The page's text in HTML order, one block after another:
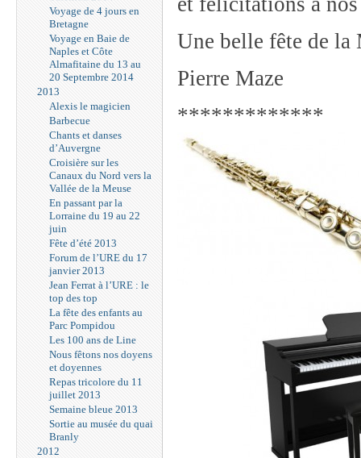
Voyage de 4 jours en
Bretagne
Voyage en Baie de
Naples et Côte
Almafitaine du 13 au
20 Septembre 2014
2013
Alexis le magicien
Barbecue
Chants et danses
d’Auvergne
Croisière sur les
Canaux du Nord vers la
Vallée de la Meuse
En passant par la
Lorraine du 19 au 22
juin
Fête d’été 2013
Forum de l’URE du 17
janvier 2013
Jean Ferrat à l’URE : le
top des top
La fête des enfants au
Parc Pompidou
Les 100 ans de Line
Nous fêtons nos doyens
et doyennes
Repas tricolore du 11
juillet 2013
Semaine bleue 2013
Sortie au musée du quai
Branly
2012
Une belle fête de
Pierre Maze
*************